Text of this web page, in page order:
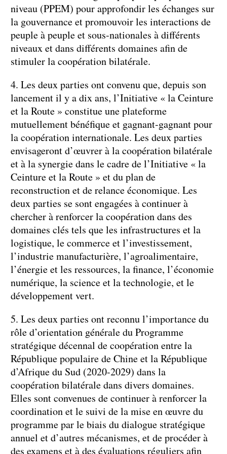
niveau (PPEM) pour approfondir les échanges sur
la gouvernance et promouvoir les interactions de
peuple à peuple et sous-nationales à différents
niveaux et dans différents domaines afin de
stimuler la coopération bilatérale.
4. Les deux parties ont convenu que, depuis son
lancement il y a dix ans, l’Initiative « la Ceinture
et la Route » constitue une plateforme
mutuellement bénéfique et gagnant-gagnant pour
la coopération internationale. Les deux parties
envisageront d’œuvrer à la coopération bilatérale
et à la synergie dans le cadre de l’Initiative « la
Ceinture et la Route » et du plan de
reconstruction et de relance économique. Les
deux parties se sont engagées à continuer à
chercher à renforcer la coopération dans des
domaines clés tels que les infrastructures et la
logistique, le commerce et l’investissement,
l’industrie manufacturière, l’agroalimentaire,
l’énergie et les ressources, la finance, l’économie
numérique, la science et la technologie, et le
développement vert.
5. Les deux parties ont reconnu l’importance du
rôle d’orientation générale du Programme
stratégique décennal de coopération entre la
République populaire de Chine et la République
d’Afrique du Sud (2020-2029) dans la
coopération bilatérale dans divers domaines.
Elles sont convenues de continuer à renforcer la
coordination et le suivi de la mise en œuvre du
programme par le biais du dialogue stratégique
annuel et d’autres mécanismes, et de procéder à
des examens et à des évaluations réguliers afin